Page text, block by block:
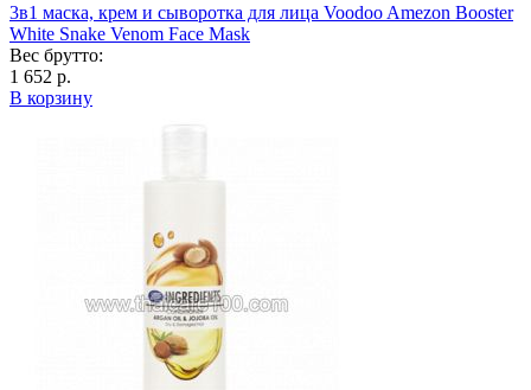
3в1 маска, крем и сыворотка для лица Voodoo Amezon Booster
White Snake Venom Face Mask
Вес брутто:
1 652 р.
В корзину